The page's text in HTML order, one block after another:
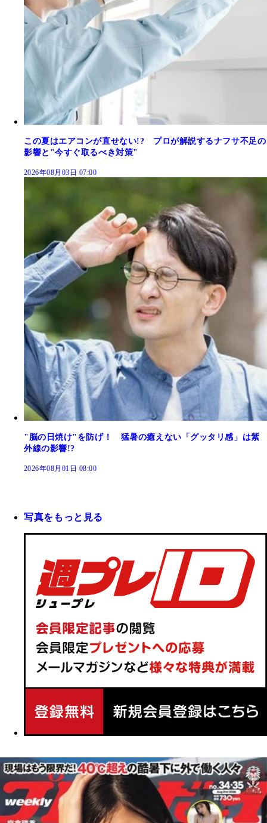
この夏はエアコンが直せない!? プロが解説するナフサ不足の
影響と"今すぐ取るべき対策"
2026年08月03日 07:00
"脳の日焼け"を防げ！ 猛暑の癒えない「グッタリ感」は紫
外線の影響!?
2026年08月01日 08:00
写真をもっと見る